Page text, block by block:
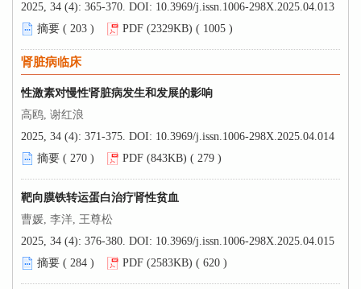
2025, 34 (4): 365-370. DOI: 10.3969/j.issn.1006-298X.2025.04.013
摘要 ( 203 ) PDF (2329KB) ( 1005 )
肾脏病临床
性激素对慢性肾脏病发生和发展的影响
高鸥, 谢红浪
2025, 34 (4): 371-375. DOI: 10.3969/j.issn.1006-298X.2025.04.014
摘要 ( 270 ) PDF (843KB) ( 279 )
靶向膜铁转运蛋白治疗肾性贫血
曹媛, 李洋, 王尊松
2025, 34 (4): 376-380. DOI: 10.3969/j.issn.1006-298X.2025.04.015
摘要 ( 284 ) PDF (2583KB) ( 620 )